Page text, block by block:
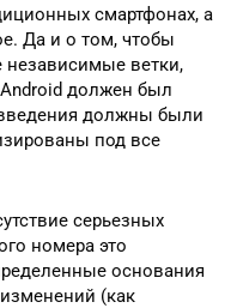
смартфонах, а
Да и о том, чтобы
независимые ветки,
должен был
должны были
под все
серьезных
номера это
основания
(как